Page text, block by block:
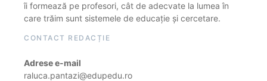
îi formează pe profesori, cât de adecvate la lumea în
care trăim sunt sistemele de educație și cercetare.
CONTACT REDACȚIE
Adrese e-mail
raluca.pantazi@edupedu.ro